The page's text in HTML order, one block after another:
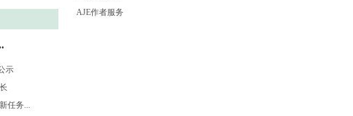
示
任务...
AJE作者服务